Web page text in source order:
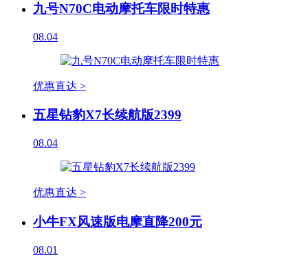
九号N70C电动摩托车限时特惠
08.04
优惠直达 >
五星钻豹X7长续航版2399
08.04
优惠直达 >
小牛FX风速版电摩直降200元
08.01